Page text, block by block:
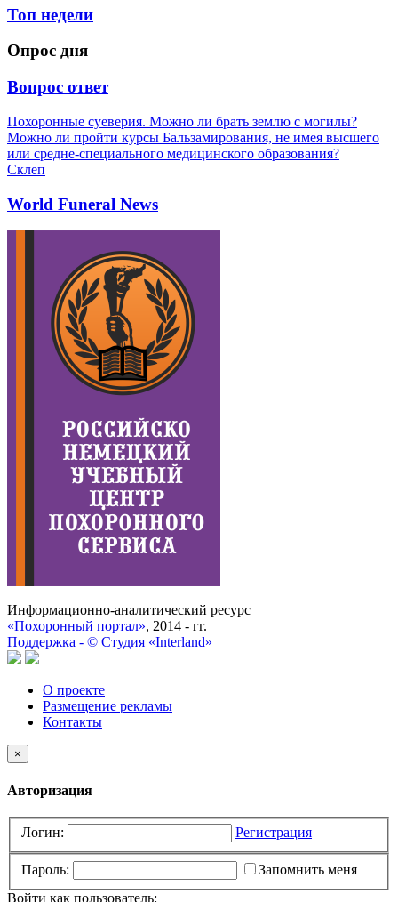
Топ недели
Опрос дня
Вопрос ответ
Похоронные суеверия. Можно ли брать землю с могилы?
Можно ли пройти курсы Бальзамирования, не имея высшего
или средне-специального медицинского образования?
Склеп
World Funeral News
Информационно-аналитический ресурс
«Похоронный портал», 2014 - гг.
Поддержка - © Cтудия «Interland»
О проекте
Размещение рекламы
Контакты
×
Авторизация
Логин: Регистрация
Пароль:
Запомнить меня
Войти как пользователь: